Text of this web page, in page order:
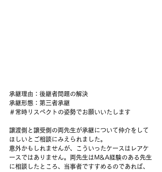
承継理由：後継者問題の解決
承継形態：第三者承継
＃常時リスペクトの姿勢でお願いいたします
譲渡側と譲受側の両先生が承継について仲介をして
ほしいとご相談にみえられました。
意外かもしれませんが、こういったケースはレアケ
ースではありません。両先生はM&A経験のある先生
に相談したところ、当事者ですすめるのであれば、